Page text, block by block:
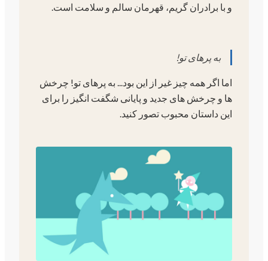
و با برادران گریم، قهرمان سالم و سلامت است.
به پرهای تو!
اما اگر همه چیز غیر از این بود... به پرهای تو! چرخش
ها و چرخش های جدید و پایانی شگفت انگیز را برای
این داستان محبوب تصور کنید.